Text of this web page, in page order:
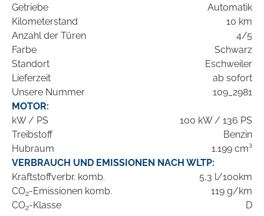
Getriebe
Automatik
Kilometerstand
10 km
Anzahl der Türen
4/5
Farbe
Schwarz
Standort
Eschweiler
Lieferzeit
ab sofort
Unsere Nummer
109_2981
MOTOR:
kW / PS
100 kW / 136 PS
Treibstoff
Benzin
Hubraum
1.199 cm³
VERBRAUCH UND EMISSIONEN NACH WLTP:
Kraftstoffverbr. komb.
5,3 l/100km
CO2-Emissionen komb.
119 g/km
CO2-Klasse D